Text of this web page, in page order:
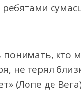
ребятами
кто
не терял
(Лопе де